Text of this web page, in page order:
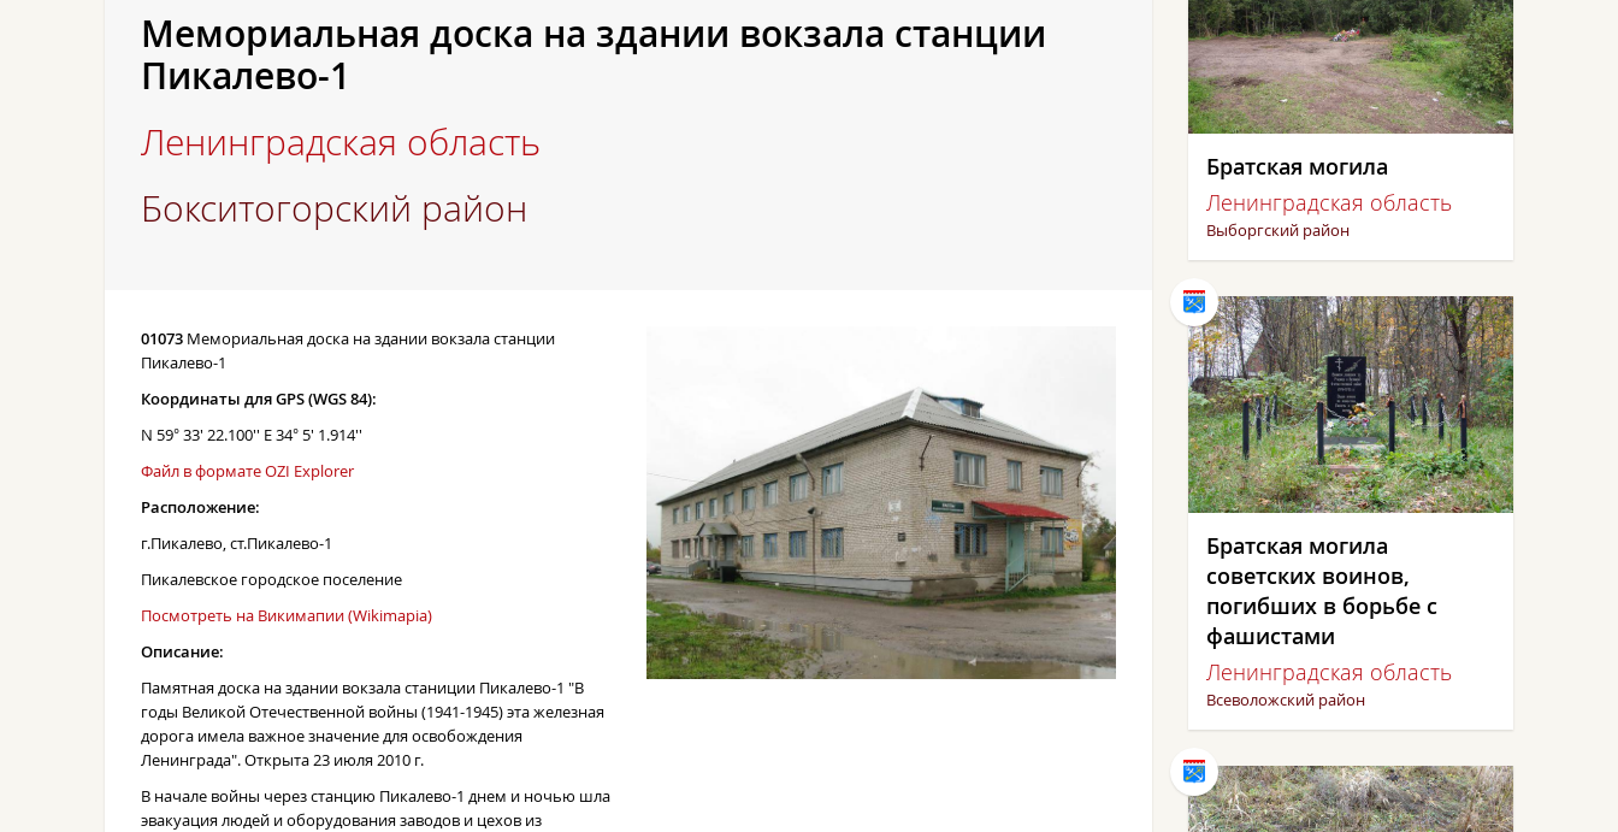
Мемориальная доска на здании вокзала станции
Пикалево-1
Ленинградская область
Бокситогорский район
01073 Мемориальная доска на здании вокзала станции
Пикалево-1
Координаты для GPS (WGS 84):
N 59° 33' 22.100'' E 34° 5' 1.914''
Файл в формате OZI Explorer
Расположение:
г.Пикалево, ст.Пикалево-1
Пикалевское городское поселение
Посмотреть на Викимапии (Wikimapia)
Описание:
Памятная доска на здании вокзала станиции Пикалево-1 "В
годы Великой Отечественной войны (1941-1945) эта железная
дорога имела важное значение для освобождения
Ленинграда". Открыта 23 июля 2010 г.
В начале войны через станцию Пикалево-1 днем и ночью шла
эвакуация людей и оборудования заводов и цехов из
Братская могила
Ленинградская область
Выборгский район
Братская могила
советских воинов,
погибших в борьбе с
фашистами
Ленинградская область
Всеволожский район